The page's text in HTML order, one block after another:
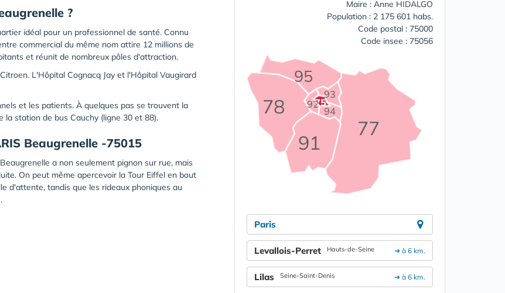
?
idéal pour un professionnel de santé. Connu
commercial du même nom attire 12 millions de
et réunit de nombreux pôles d'attraction.
L'Hôpital Cognacq Jay et l'Hôpital Vaugirard
et les patients. À quelques pas se trouvent la
station de bus Cauchy (ligne 30 et 88).
Beaugrenelle -75015
a non seulement pignon sur rue, mais
On peut même apercevoir la Tour Eiffel en bout
d'attente, tandis que les rideaux phoniques au
Maire : Anne HIDALGO
Population : 2 175 601 habs.
Code postal : 75000
Code insee : 75056
75
77
78
91
92
93
94
95
Paris
➔ à 6 km.
Levallois-Perret Hauts-de-Seine
➔ à 6 km.
Lilas Seine-Saint-Denis